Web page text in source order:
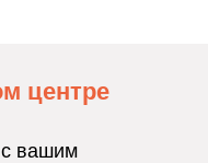
центре
вашим